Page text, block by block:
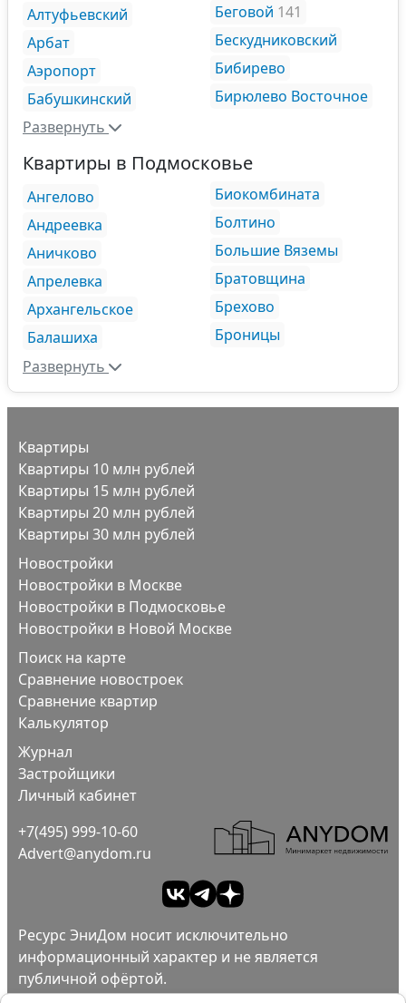
Алтуфьевский
Арбат
Аэропорт
Бабушкинский
Беговой 141
Бескудниковский
Бибирево
Бирюлево Восточное
Развернуть
Квартиры в Подмосковье
Ангелово
Андреевка
Аничково
Апрелевка
Архангельское
Балашиха
Биокомбината
Болтино
Большие Вяземы
Братовщина
Брехово
Броницы
Развернуть
Квартиры
Квартиры 10 млн рублей
Квартиры 15 млн рублей
Квартиры 20 млн рублей
Квартиры 30 млн рублей
Новостройки
Новостройки в Москве
Новостройки в Подмосковье
Новостройки в Новой Москве
Поиск на карте
Сравнение новостроек
Сравнение квартир
Калькулятор
Журнал
Застройщики
Личный кабинет
+7(495) 999-10-60
Advert@anydom.ru
Ресурс ЭниДом носит исключительно
информационный характер и не является
публичной офёртой.